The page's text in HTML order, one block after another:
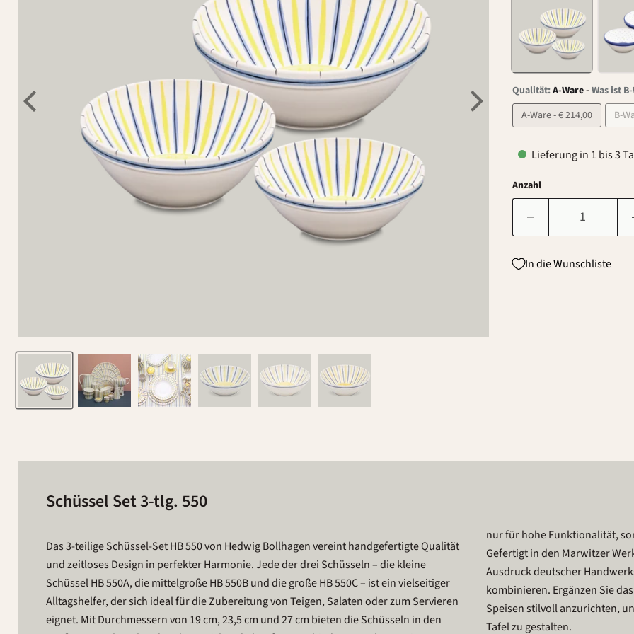
Qualität:A-Ware-Was ist
A-Ware - € 214,00
Lieferung in 1 bis 3
Anzahl
In die Wunschliste
Schüssel Set 3-tlg. 550
Das 3-teilige Schüssel-Set HB 550 von Hedwig Bollhagen vereint handgefertigte Qualität
und zeitloses Design in perfekter Harmonie. Jede der drei Schüsseln – die kleine
Schüssel HB 550A, die mittelgroße HB 550B und die große HB 550C – ist ein vielseitiger
Alltagshelfer, der sich ideal für die Zubereitung von Teigen, Salaten oder zum Servieren
eignet. Mit Durchmessern von 19 cm, 23,5 cm und 27 cm bieten die Schüsseln in den
nur für hohe Funktionalität,
Gefertigt in den Marwitzer
Ausdruck deutscher
kombinieren. Ergänzen Sie das
Speisen stilvoll anzurichten,
Tafel zu gestalten.